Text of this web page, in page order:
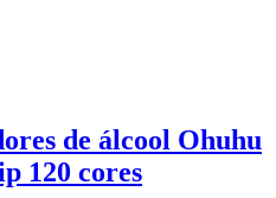
de álcool Ohuhu
120 cores